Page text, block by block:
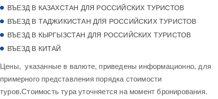
ВЪЕЗД В КАЗАХСТАН ДЛЯ РОССИЙСКИХ ТУРИСТОВ
ВЪЕЗД В ТАДЖИКИСТАН ДЛЯ РОССИЙСКИХ ТУРИСТОВ
ВЪЕЗД В КЫРГЫЗСТАН ДЛЯ РОССИЙСКИХ ТУРИСТОВ
ВЪЕЗД В КИТАЙ
Цены, указанные в валюте, приведены информационно, для
примерного представления порядка стоимости
туров.Стоимость тура уточняется на момент бронирования.